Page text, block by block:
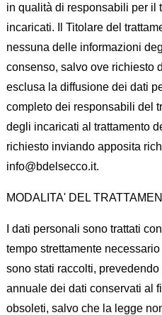
in qualità di responsabili per il
incaricati. Il Titolare del
nessuna delle informazioni
consenso, salvo ove richiesto
esclusa la diffusione dei dati
completo dei responsabili del
degli incaricati al trattamento
richiesto inviando apposita
info@bdelsecco.it.
MODALITA' DEL
I dati personali sono trattati
tempo strettamente
sono stati raccolti,
annuale dei dati conservati al
obsoleti, salvo che la legge